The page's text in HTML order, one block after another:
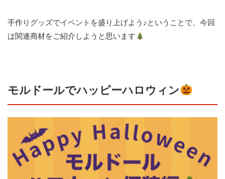
手作りグッズでイベントを盛り上げよう♪ということで、今回
は関連商材をご紹介しようと思います
モルドールでハッピーハロウィン